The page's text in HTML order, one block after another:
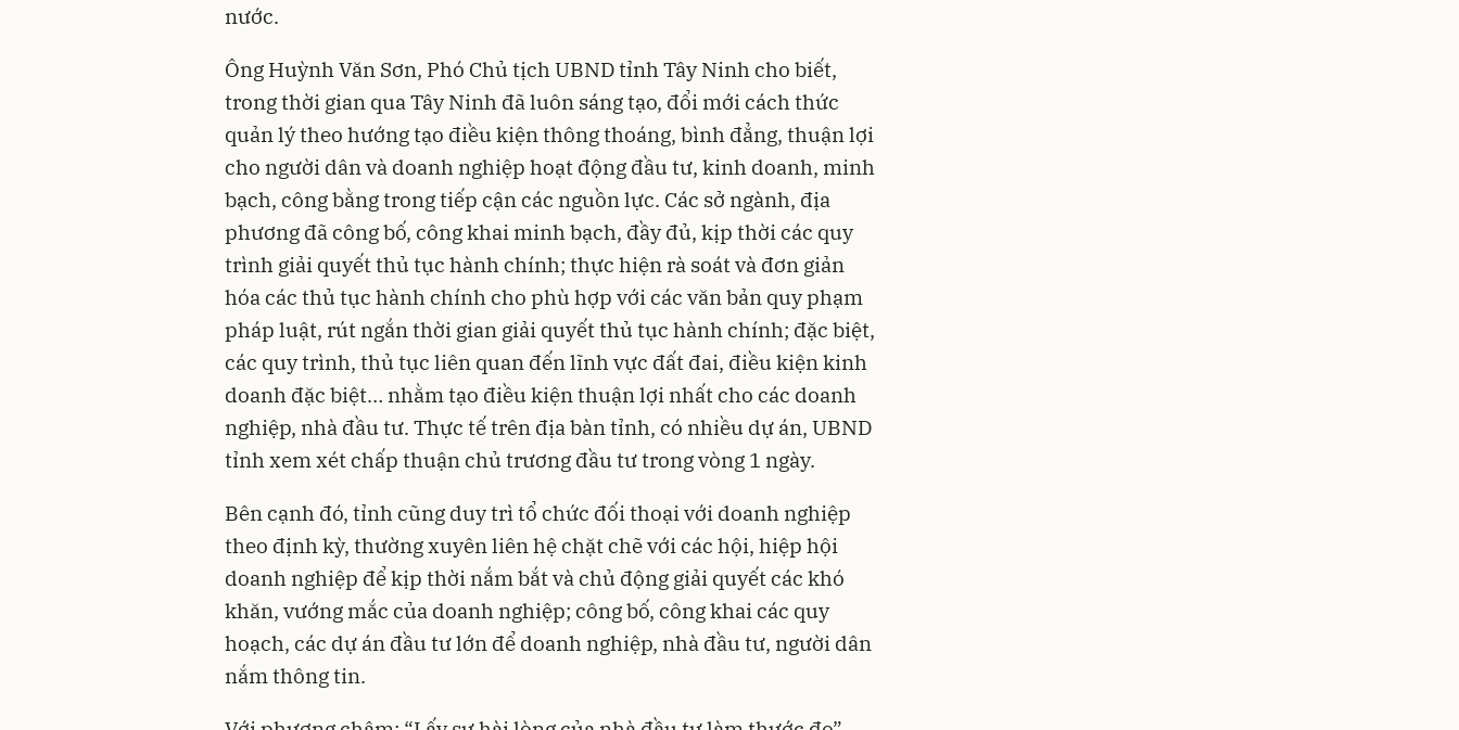
nước.
Ông Huỳnh Văn Sơn, Phó Chủ tịch UBND tỉnh Tây Ninh cho biết,
trong thời gian qua Tây Ninh đã luôn sáng tạo, đổi mới cách thức
quản lý theo hướng tạo điều kiện thông thoáng, bình đẳng, thuận lợi
cho người dân và doanh nghiệp hoạt động đầu tư, kinh doanh, minh
bạch, công bằng trong tiếp cận các nguồn lực. Các sở ngành, địa
phương đã công bố, công khai minh bạch, đầy đủ, kịp thời các quy
trình giải quyết thủ tục hành chính; thực hiện rà soát và đơn giản
hóa các thủ tục hành chính cho phù hợp với các văn bản quy phạm
pháp luật, rút ngắn thời gian giải quyết thủ tục hành chính; đặc biệt,
các quy trình, thủ tục liên quan đến lĩnh vực đất đai, điều kiện kinh
doanh đặc biệt… nhằm tạo điều kiện thuận lợi nhất cho các doanh
nghiệp, nhà đầu tư. Thực tế trên địa bàn tỉnh, có nhiều dự án, UBND
tỉnh xem xét chấp thuận chủ trương đầu tư trong vòng 1 ngày.
Bên cạnh đó, tỉnh cũng duy trì tổ chức đối thoại với doanh nghiệp
theo định kỳ, thường xuyên liên hệ chặt chẽ với các hội, hiệp hội
doanh nghiệp để kịp thời nắm bắt và chủ động giải quyết các khó
khăn, vướng mắc của doanh nghiệp; công bố, công khai các quy
hoạch, các dự án đầu tư lớn để doanh nghiệp, nhà đầu tư, người dân
nắm thông tin.